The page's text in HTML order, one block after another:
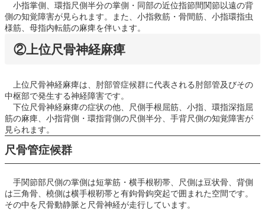
小指掌側、環指尺側半分の掌側・同部の近位指節間関節以遠の背
側の知覚障害が見られます。また、小指救筋・骨間筋、小指環指虫
様筋、母指内転筋の麻痺を伴います。
②上位尺骨神経麻痺
上位尺骨神経麻痺は、肘部管症候群に代表される肘部管及びその
中枢部で発生する神経障害です。
下位尺骨神経麻痺の症状の他、尺側手根屈筋、小指、環指深指屈
筋の麻痺、小指背側・環指背側の尺側半分、手背尺側の知覚障害が
見られます。
尺骨管症候群
手関節部尺側の掌側は短掌筋・横手根靭帯、尺側は豆状骨、背側
は三角骨、橈側は横手根靭帯と有鉤骨鉤突起で囲まれた空間です。
その中を尺骨動静脈と尺骨神経が走行しています。